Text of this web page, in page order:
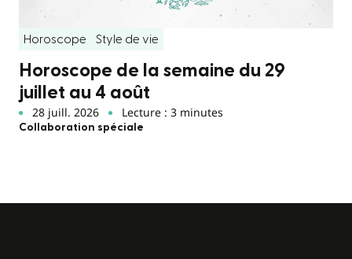
Horoscope Style de vie
Horoscope de la semaine du 29
juillet au 4 août
28 juill. 2026 Lecture : 3 minutes
Collaboration spéciale